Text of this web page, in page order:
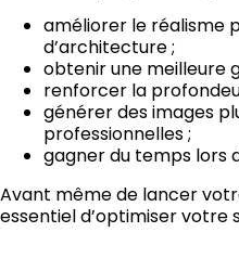
améliorer le réalisme
d’architecture ;
obtenir une meilleure
renforcer la
générer des images
professionnelles ;
gagner du temps lors
Avant même de lancer
essentiel d’optimiser votre